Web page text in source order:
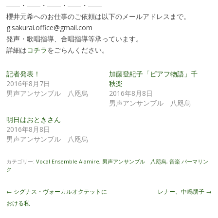
――・――・――・――・――
櫻井元希へのお仕事のご依頼は以下のメールアドレスまで。
g.sakurai.office@gmail.com
発声・歌唱指導、合唱指導等承っています。
詳細はコチラをごらんください。
記者発表！
2016年8月7日
男声アンサンブル 八咫烏
加藤登紀子「ピアフ物語」千
秋楽
2016年8月8日
男声アンサンブル 八咫烏
明日はおときさん
2016年8月8日
男声アンサンブル 八咫烏
カテゴリー: Vocal Ensemble Alamire, 男声アンサンブル 八咫烏, 音楽 パーマリン
ク
投
稿
← シグナス・ヴォーカルオクテットに
おける私
レナー、中嶋朋子 →